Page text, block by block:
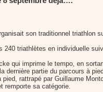
son traditionnel triathlon
240 triathlètes en individuelle
qui imprime le tempo, en
dernière partie du parcours à
rattrapé par Guillaume
remporte sa catégorie.